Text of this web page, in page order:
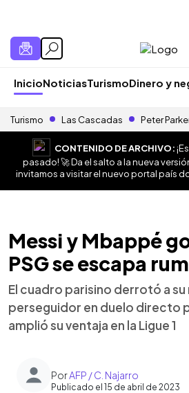
InicioNoticiasTurismoDinero y
Turismo Las Cascadas Peter
CONTENIDO DE ARCHIVO:
pasado! 🚀 Da el salto a la nueva
invitamos a visitar el nuevo portal país
Messi y Mbappé
PSG se escapa
El cuadro parisino derrotó a
perseguidor en duelo directo
amplió su ventaja en la Ligue 1
PorAFP / C. Najarro
Publicado el 15 de abril de 2023